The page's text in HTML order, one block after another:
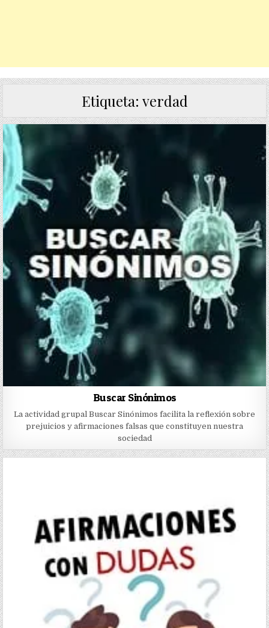
Etiqueta: verdad
Buscar Sinónimos
La actividad grupal Buscar Sinónimos facilita la reflexión sobre
prejuicios y afirmaciones falsas que constituyen nuestra
sociedad